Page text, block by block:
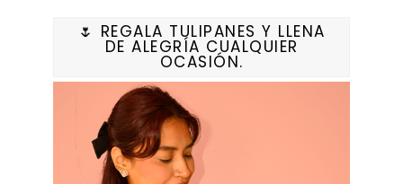
🌷 REGALA TULIPANES Y LLENA
DE ALEGRÍA CUALQUIER
OCASIÓN.